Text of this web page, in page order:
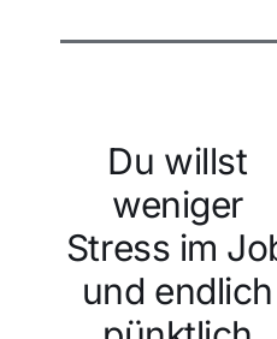
Du willst
weniger
Stress im
und endlich